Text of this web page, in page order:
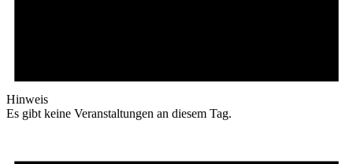
Hinweis
Es gibt keine Veranstaltungen an diesem Tag.